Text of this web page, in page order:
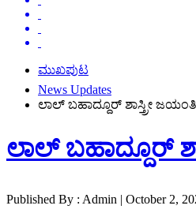
ಮುಖಪುಟ
News Updates
ಲಾಲ್ ಬಹಾದ್ದೂರ್ ಶಾಸ್ತ್ರೀ
ಲಾಲ್ ಬಹಾದ್ದೂರ್
Published By : Admin | October 2,